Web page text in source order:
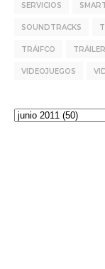
SERVICIOS
SOUNDTRACKS
TRÁIFCO
VIDEOJUEGOS